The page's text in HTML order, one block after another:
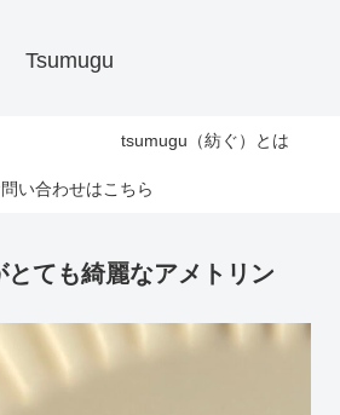
Tsumugu
tsumugu（紡ぐ）とは
い合わせはこちら
とても綺麗なアメトリン